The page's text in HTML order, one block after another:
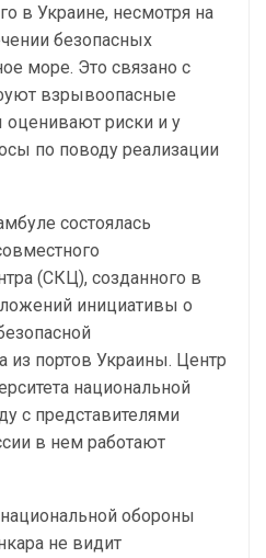
в Украине, несмотря на
безопасных
море. Это связано с
взрывоопасные
риски и у
по поводу реализации
состоялась
(СКЦ), созданного в
инициативы о
из портов Украины. Центр
национальной
с представителями
в нем работают
обороны
не видит